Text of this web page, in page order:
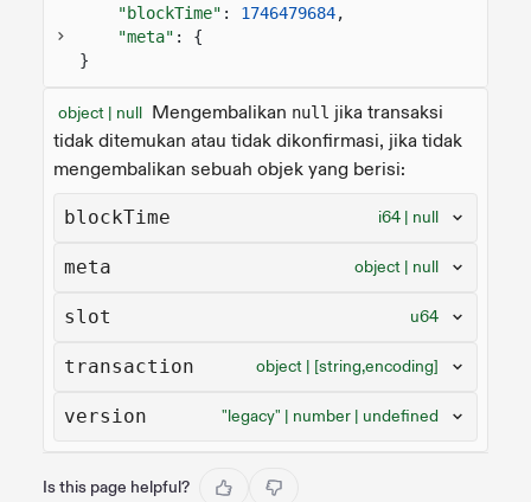
"blockTime" : 1746479684,
"meta" : {
}
object | null Mengembalikan null jika transaksi
tidak ditemukan atau tidak dikonfirmasi, jika tidak
mengembalikan sebuah objek yang berisi:
blockTime i64 | null
meta object | null
slot u64
transaction object | [string,encoding]
version "legacy" | number | undefined
Is this page helpful?